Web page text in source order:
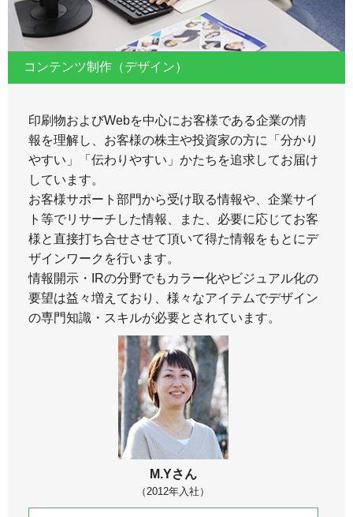
コンテンツ制作（デザイン）
印刷物およびWebを中心にお客様である企業の情
報を理解し、お客様の株主や投資家の方に「分かり
やすい」「伝わりやすい」かたちを追求してお届け
しています。
お客様サポート部門から受け取る情報や、企業サイ
ト等でリサーチした情報、また、必要に応じてお客
様と直接打ち合せさせて頂いて得た情報をもとにデ
ザインワークを行います。
情報開示・IRの分野でもカラー化やビジュアル化の
要望は益々増えており、様々なアイテムでデザイン
の専門知識・スキルが必要とされています。
M.Yさん
（2012年入社）